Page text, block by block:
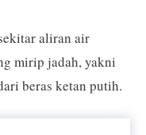
aliran air
mirip jadah, yakni
beras ketan putih.